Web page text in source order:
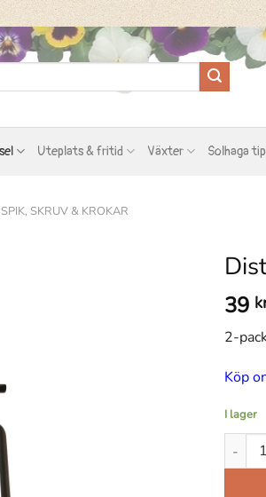
Uteplats & fritid Växter Solhaga
SPIK, SKRUV & KROKAR
39
2-
Köp
I lager